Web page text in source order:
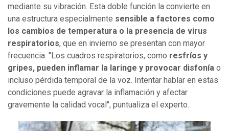
mediante su vibración. Esta doble función la convierte en
una estructura especialmente sensible a factores como
los cambios de temperatura o la presencia de virus
respiratorios, que en invierno se presentan con mayor
frecuencia. "Los cuadros respiratorios, como resfríos y
gripes, pueden inflamar la laringe y provocar disfonía o
incluso pérdida temporal de la voz. Intentar hablar en estas
condiciones puede agravar la inflamación y afectar
gravemente la calidad vocal", puntualiza el experto.